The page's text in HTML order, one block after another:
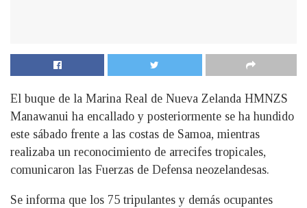
El buque de la Marina Real de Nueva Zelanda HMNZS
Manawanui ha encallado y posteriormente se ha hundido
este sábado frente a las costas de Samoa, mientras
realizaba un reconocimiento de arrecifes tropicales,
comunicaron las Fuerzas de Defensa neozelandesas.
Se informa que los 75 tripulantes y demás ocupantes